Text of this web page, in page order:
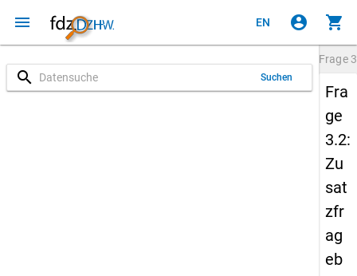
menu EN account_circle shopping_cart
search Suchen
Frage
Fra
ge
3.2:
Zu
sat
zfr
ag
eb